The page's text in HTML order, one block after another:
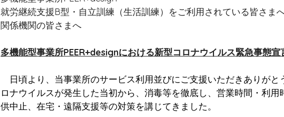
就労継続支援B型・自立訓練（生活訓練）をご利用されている皆さま
関係機関の皆さまへ
多機能型事業所PEER+designにおける新型コロナウイルス緊急事態
日頃より、当事業所のサービス利用並びにご支援いただきありがと
ロナウイルスが発生した当初から、消毒等を徹底し、営業時間・利用
供中止、在宅・遠隔支援等の対策を講じてきました。